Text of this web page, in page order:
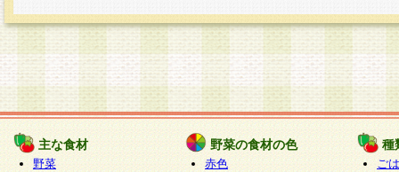
主な食材
野菜
野菜の食材の色
赤色
種
ご